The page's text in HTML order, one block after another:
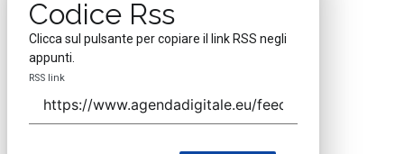
Codice Rss
Clicca sul pulsante per copiare il link RSS negli
appunti.
RSS link